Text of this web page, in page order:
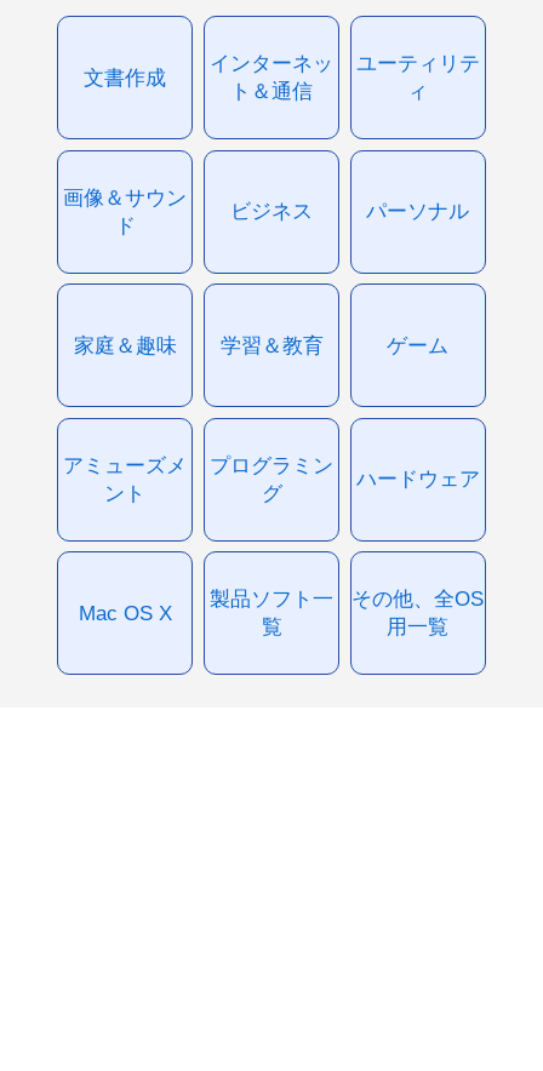
文書作成
インターネッ
ト＆通信
ユーティリテ
ィ
画像＆サウン
ド
ビジネス パーソナル
家庭＆趣味 学習＆教育 ゲーム
アミューズメ
ント
プログラミン
グ
ハードウェア
Mac OS X
製品ソフト一
覧
その他、全OS
用一覧